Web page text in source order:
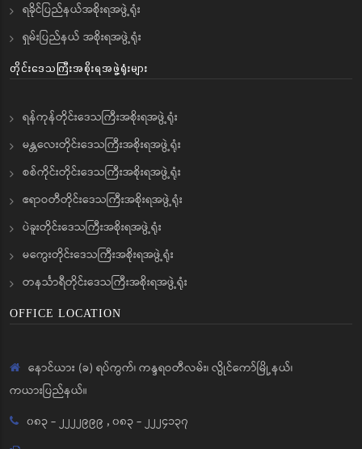
ရခိုင်ပြည်နယ်အစိုးရအဖွဲ့ရုံး
ရှမ်းပြည်နယ် အစိုးရအဖွဲ့ရုံး
တိုင်းဒေသကြီးအစိုးရအဖွဲ့ရုံးများ
ရန်ကုန်တိုင်းဒေသကြီးအစိုးရအဖွဲ့ရုံး
မန္တလေးတိုင်းဒေသကြီးအစိုးရအဖွဲ့ရုံး
စစ်ကိုင်းတိုင်းဒေသကြီးအစိုးရအဖွဲ့ရုံး
ဧရာဝတီတိုင်းဒေသကြီးအစိုးရအဖွဲ့ရုံး
ပဲခူးတိုင်းဒေသကြီးအစိုးရအဖွဲ့ရုံး
မကွေးတိုင်းဒေသကြီးအစိုးရအဖွဲ့ရုံး
တနင်္သာရီတိုင်းဒေသကြီးအစိုးရအဖွဲ့ရုံး
OFFICE LOCATION
နောင်ယား (ခ) ရပ်ကွက်၊ ကန္ဒရဝတီလမ်း၊ လွိုင်ကော်မြို့နယ်၊
ကယားပြည်နယ်။
၀၈၃ - ၂၂၂၂၉၉၉ ,၀၈၃ - ၂၂၂၄၁၃၇